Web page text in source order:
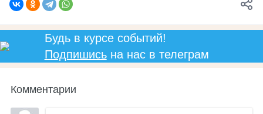
Будь в курсе событий!
Подпишисьна нас в телеграм
Комментарии